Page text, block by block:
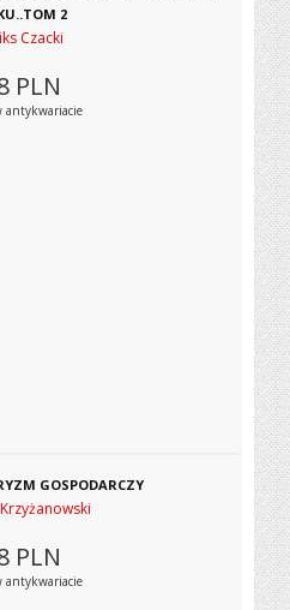
2
Czacki
PLN
antykwariacie
GOSPODARCZY
PLN
antykwariacie